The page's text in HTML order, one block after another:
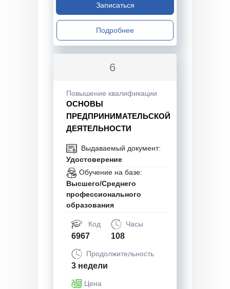
Записаться
Подробнее
6
Повышение квалификации
ОСНОВЫ
ПРЕДПРИНИМАТЕЛЬСКОЙ
ДЕЯТЕЛЬНОСТИ
Выдаваемый документ:
Удостоверение
Обучение на базе:
Высшего/Среднего
профессионального
образования
Код
6967
Часы
108
Продолжительность
3 недели
Цена